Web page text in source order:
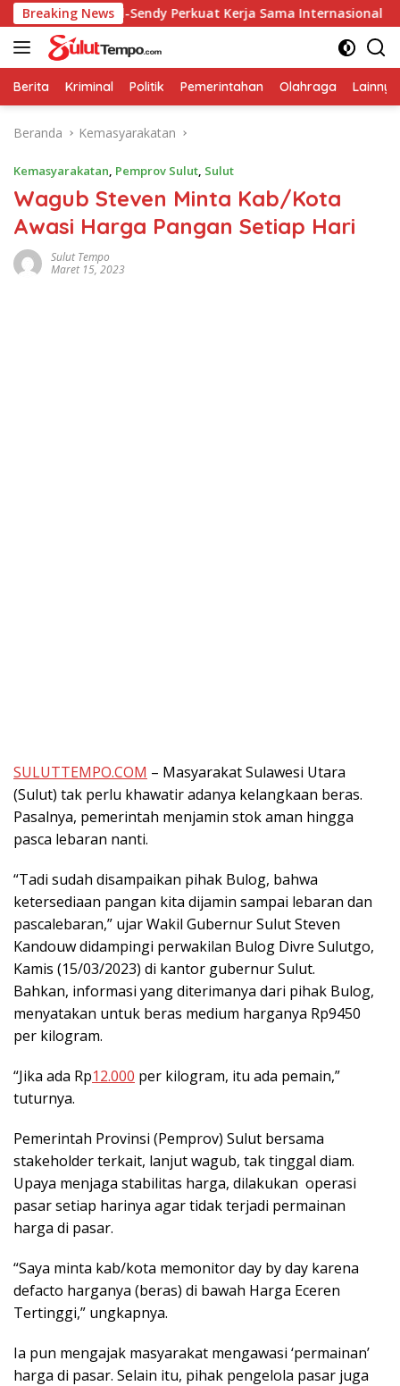
Langsung
ke
konten
Breaking News
Caroll-Sendy Perkuat Kerja Sama Internasional dengan
Berita Kriminal Politik Pemerintahan Olahraga Lainnya
Beranda Kemasyarakatan
Kemasyarakatan, Pemprov Sulut, Sulut
Wagub Steven Minta Kab/Kota
Awasi Harga Pangan Setiap Hari
Sulut Tempo
Maret 15, 2023
SULUTTEMPO.COM – Masyarakat Sulawesi Utara
(Sulut) tak perlu khawatir adanya kelangkaan beras.
Pasalnya, pemerintah menjamin stok aman hingga
pasca lebaran nanti.
“Tadi sudah disampaikan pihak Bulog, bahwa
ketersediaan pangan kita dijamin sampai lebaran dan
pascalebaran,” ujar Wakil Gubernur Sulut Steven
Kandouw didampingi perwakilan Bulog Divre Sulutgo,
Kamis (15/03/2023) di kantor gubernur Sulut.
Bahkan, informasi yang diterimanya dari pihak Bulog,
menyatakan untuk beras medium harganya Rp9450
per kilogram.
“Jika ada Rp12.000 per kilogram, itu ada pemain,”
tuturnya.
Pemerintah Provinsi (Pemprov) Sulut bersama
stakeholder terkait, lanjut wagub, tak tinggal diam.
Upaya menjaga stabilitas harga, dilakukan operasi
pasar setiap harinya agar tidak terjadi permainan
harga di pasar.
“Saya minta kab/kota memonitor day by day karena
defacto harganya (beras) di bawah Harga Eceren
Tertinggi,” ungkapnya.
Ia pun mengajak masyarakat mengawasi ‘permainan’
harga di pasar. Selain itu, pihak pengelola pasar juga